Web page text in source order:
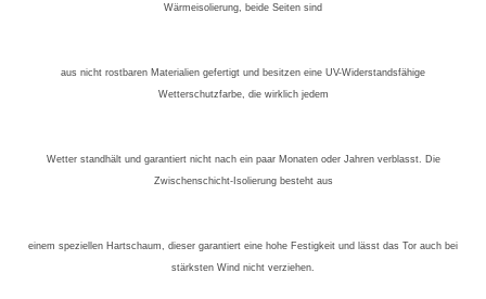
Wärmeisolierung, beide Seiten sind
aus nicht rostbaren Materialien gefertigt und besitzen eine UV-Widerstandsfähige
Wetterschutzfarbe, die wirklich jedem
Wetter standhält und garantiert nicht nach ein paar Monaten oder Jahren verblasst. Die
Zwischenschicht-Isolierung besteht aus
einem speziellen Hartschaum, dieser garantiert eine hohe Festigkeit und lässt das Tor auch bei
stärksten Wind nicht verziehen.